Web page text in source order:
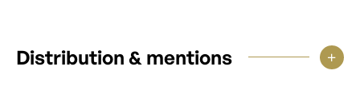
Distribution & mentions